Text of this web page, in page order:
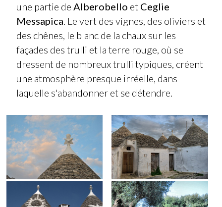
une partie de Alberobello et Ceglie
Messapica. Le vert des vignes, des oliviers et
des chênes, le blanc de la chaux sur les
façades des trulli et la terre rouge, où se
dressent de nombreux trulli typiques, créent
une atmosphère presque irréelle, dans
laquelle s'abandonner et se détendre.